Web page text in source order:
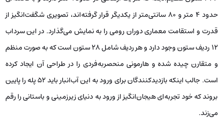
حدود ۴ متر و ۸۰ سانتی‌متر از یکدیگر قرار گرفته‌اند، تصویری شگفت‌انگیز از
قدرت و استقامت معماری دوران رومی را به نمایش می‌گذارد. در این سرداب
۱۲ ردیف ستون وجود دارد و هر ردیف شامل ۲۸ ستون است که به صورت منظم
و متقارن چیده شده و هارمونی منحصربه‌فردی را در طراحی آن ایجاد کرده
است. جالب اینکه بازدیدکنندگان برای ورود به این آب‌انبار باید ۵۲ پله را پایین
بروند که خود تجربه‌ای هیجان‌انگیز از ورود به دنیای زیرزمینی و باستانی را رقم
می‌زند.